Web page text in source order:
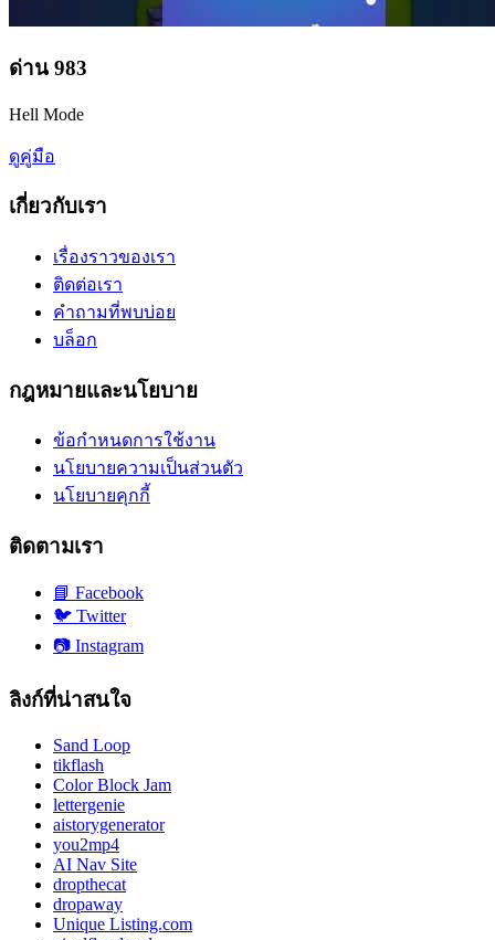
ด่าน 983
Hell Mode
ดูคู่มือ
เกี่ยวกับเรา
เรื่องราวของเรา
ติดต่อเรา
คำถามที่พบบ่อย
บล็อก
กฎหมายและนโยบาย
ข้อกำหนดการใช้งาน
นโยบายความเป็นส่วนตัว
นโยบายคุกกี้
ติดตามเรา
📘 Facebook
🐦 Twitter
📷 Instagram
ลิงก์ที่น่าสนใจ
Sand Loop
tikflash
Color Block Jam
lettergenie
aistorygenerator
you2mp4
AI Nav Site
dropthecat
dropaway
Unique Listing.com